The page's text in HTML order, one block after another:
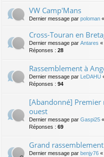
VW Camp'Mans
Dernier message par poloman «
Cross-Touran en
Dernier message par Antares «
Réponses : 28
Rassemblement à
Dernier message par LeDAHU
Réponses : 94
[Abandonné] Premier
ouest
Dernier message par Gaspi25 «
Réponses : 69
Grand
Dernier message par benjy76 «